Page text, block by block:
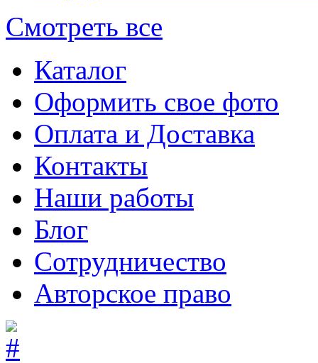
Смотреть все
Каталог
Оформить свое фото
Оплата и Доставка
Контакты
Наши работы
Блог
Сотрудничество
Авторское право